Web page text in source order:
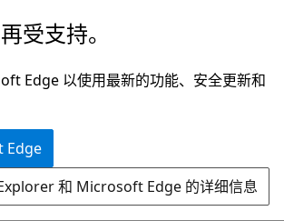
受支持。
Edge 以使用最新的功能、安全更新和
Edge
和 Microsoft Edge 的详细信息